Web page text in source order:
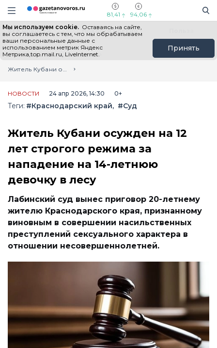
Информационный портал "ГазетаНоворос.ру"
Навигация сайта
81,41 94,06
Мы используем cookie. Оставаясь на сайте,
вы соглашаетесь с тем, что мы обрабатываем
ваши персональные данные с
использованием метрик Яндекс
Метрика,top.mail.ru, LiveInternet.
Принять
Все новости Новости России
Главная
Лента новостей
Житель Кубани осужден на 12 лет строгого режима за нападение на 14-летнюю девочку в лесу
НОВОСТИ 24 апр 2026, 14:30 0+
Теги: #Краснодарский край #Суд
Житель Кубани осужден на 12
лет строгого режима за
нападение на 14-летнюю
девочку в лесу
Лабинский суд вынес приговор 20-летнему
жителю Краснодарского края, признанному
виновным в совершении насильственных
преступлений сексуального характера в
отношении несовершеннолетней.